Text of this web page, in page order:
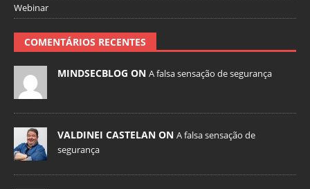
Webinar
COMENTÁRIOS RECENTES
MINDSECBLOG ON A falsa sensação de segurança
VALDINEI CASTELAN ON A falsa sensação de
segurança